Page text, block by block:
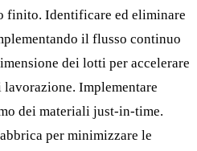
finito. Identificare ed eliminare
il flusso continuo
dei lotti per accelerare
Implementare
dei materiali just-in-time.
per minimizzare le